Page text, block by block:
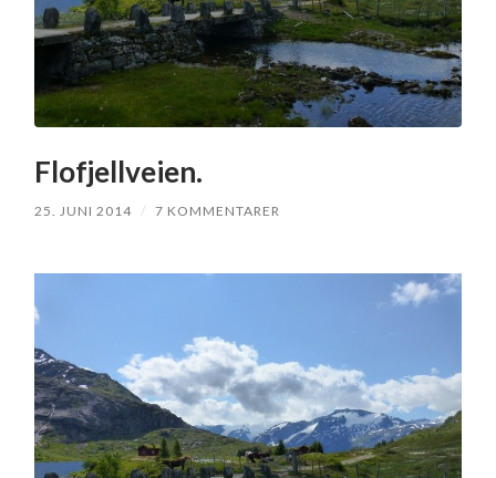
Flofjellveien.
25. JUNI 2014 / 7 KOMMENTARER